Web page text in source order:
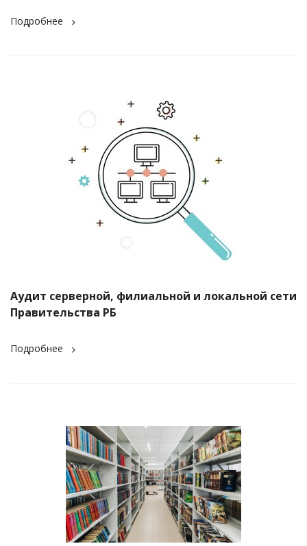
Подробнее
Аудит серверной, филиальной и локальной сети
Правительства РБ
Подробнее